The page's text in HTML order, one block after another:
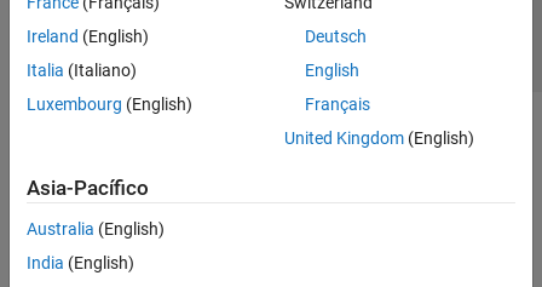
Ireland (English)
Italia (Italiano)
Luxembourg (English)
Deutsch
English
Français
United Kingdom(English)
Asia-Pacífico
Australia (English)
India (English)
Seleccione un país/